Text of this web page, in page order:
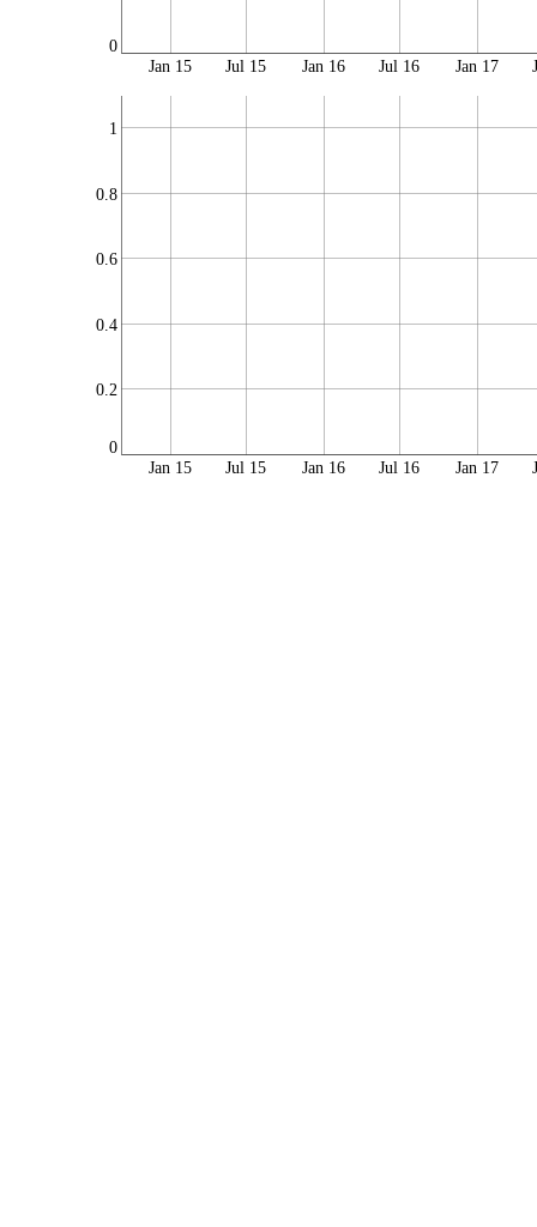
0
Jan 15 Jul 15 Jan 16 Jul 16 Jan 17
0
0.2
0.4
0.6
0.8
1
Jan 15 Jul 15 Jan 16 Jul 16 Jan 17